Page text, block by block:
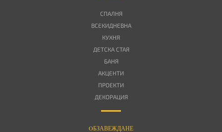
СПАЛНЯ
ВСЕКИДНЕВНА
КУХНЯ
ДЕТСКА СТАЯ
БАНЯ
АКЦЕНТИ
ПРОЕКТИ
ДЕКОРАЦИЯ
OБЗАВЕЖДАНЕ